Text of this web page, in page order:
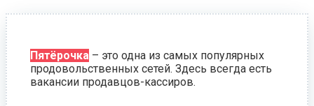
Пятёрочка – это одна из самых популярных
продовольственных сетей. Здесь всегда есть
вакансии продавцов-кассиров.